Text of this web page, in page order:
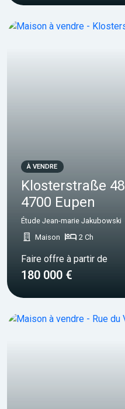
À VENDRE
Klosterstraße 48
4700 Eupen
Étude Jean-marie Jakubowski
Maison
2 Ch
Faire offre à partir de
180 000 €